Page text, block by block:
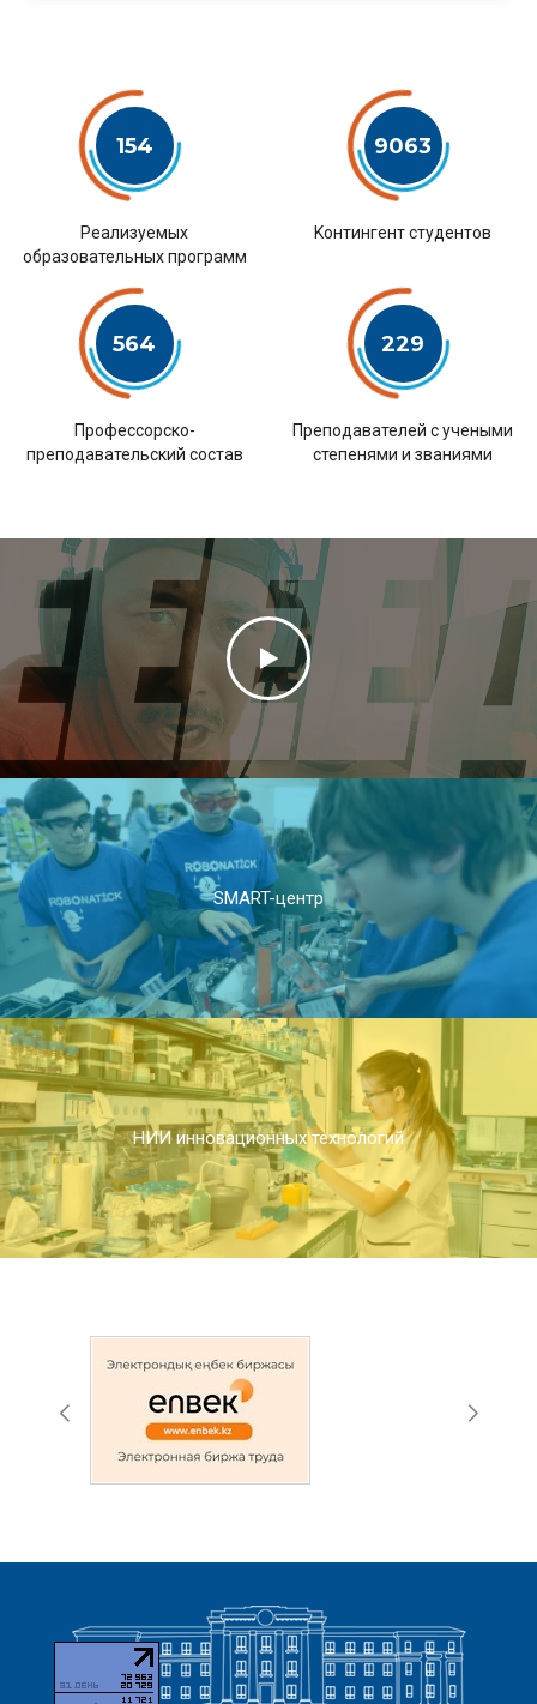
154
Pеализуемых
образовательных программ
9063
Kонтингент студентов
564
Профессорско-
преподавательский состав
229
Преподавателей с учеными
степенями и званиями
SMART-центр
НИИ инновационных технологий